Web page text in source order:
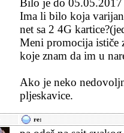
Bilo je do 05.05.2017
Ima li bilo koja
net sa 2 4G
Meni promocija ističe
koje znam da im u
Ako je neko
pljeskavice.
re: